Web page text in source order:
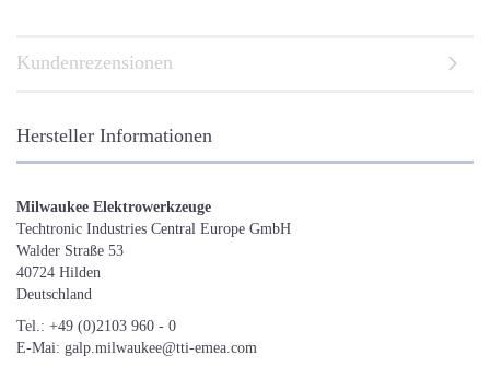
Kundenrezensionen
Hersteller Informationen
Milwaukee Elektrowerkzeuge
Techtronic Industries Central Europe GmbH
Walder Straße 53
40724 Hilden
Deutschland
Tel.: +49 (0)2103 960 - 0
E-Mai: galp.milwaukee@tti-emea.com